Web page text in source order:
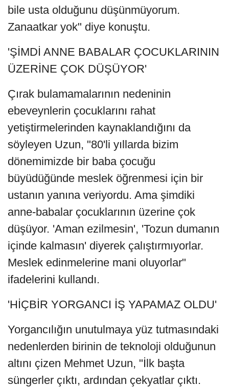
bile usta olduğunu düşünmüyorum.
Zanaatkar yok" diye konuştu.
'ŞİMDİ ANNE BABALAR ÇOCUKLARININ
ÜZERİNE ÇOK DÜŞÜYOR'
Çırak bulamamalarının nedeninin
ebeveynlerin çocuklarını rahat
yetiştirmelerinden kaynaklandığını da
söyleyen Uzun, "80'li yıllarda bizim
dönemimizde bir baba çocuğu
büyüdüğünde meslek öğrenmesi için bir
ustanın yanına veriyordu. Ama şimdiki
anne-babalar çocuklarının üzerine çok
düşüyor. 'Aman ezilmesin', 'Tozun dumanın
içinde kalmasın' diyerek çalıştırmıyorlar.
Meslek edinmelerine mani oluyorlar"
ifadelerini kullandı.
'HİÇBİR YORGANCI İŞ YAPAMAZ OLDU'
Yorgancılığın unutulmaya yüz tutmasındaki
nedenlerden birinin de teknoloji olduğunun
altını çizen Mehmet Uzun, "İlk başta
süngerler çıktı, ardından çekyatlar çıktı.